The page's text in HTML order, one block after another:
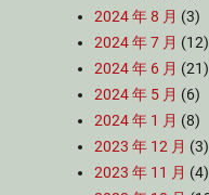
2024 年 8 月 (3)
2024 年 7 月 (12)
2024 年 6 月 (21)
2024 年 5 月 (6)
2024 年 1 月 (8)
2023 年 12 月 (3)
2023 年 11 月 (4)